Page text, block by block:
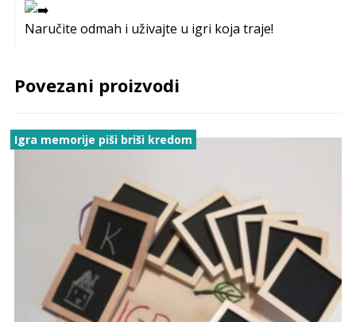
Naručite odmah i uživajte u igri koja traje!
Povezani proizvodi
Igra memorije piši briši kredom